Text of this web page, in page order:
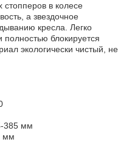
в колесе
а звездочное
кресла. Легко
полностью блокируется
экологически чистый, не
285-385 мм